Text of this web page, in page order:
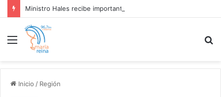
Menú
Inicio / Región